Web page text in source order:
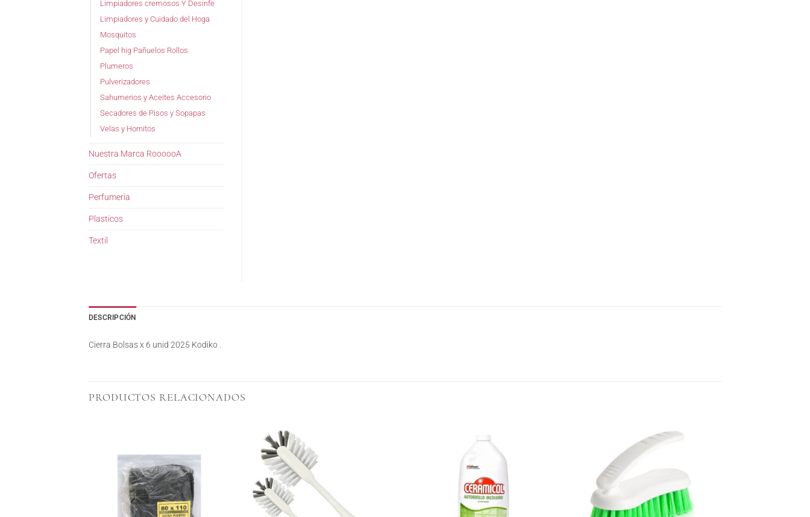
Limpiadores cremosos Y Desinfe
Limpiadores y Cuidado del Hoga
Mosquitos
Papel hig Pañuelos Rollos
Plumeros
Pulverizadores
Sahumerios y Aceites Accesorio
Secadores de Pisos y Sopapas
Velas y Hornitos
Nuestra Marca RoooooA
Ofertas
Perfumeria
Plasticos
Textil
DESCRIPCIÓN
Cierra Bolsas x 6 unid 2025 Kodiko .
PRODUCTOS RELACIONADOS